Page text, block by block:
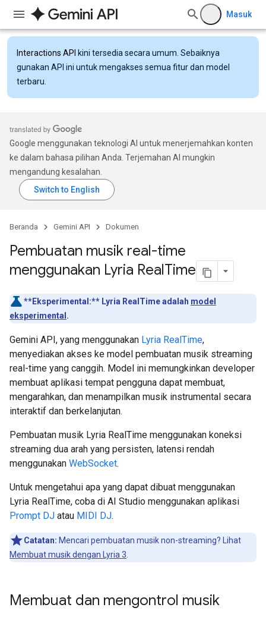
Masuk
Interactions API kini tersedia secara umum. Sebaiknya
gunakan API ini untuk mengakses semua fitur dan model
terbaru.
Google menggunakan teknologi AI untuk menerjemahkan konten
ke dalam bahasa pilihan Anda. Terjemahan AI mungkin
mengandung kesalahan.
Beranda Gemini API Dokumen
Pembuatan musik real-time
menggunakan Lyria RealTime
**Eksperimental:** Lyria RealTime adalah model
eksperimental .
Gemini API, yang menggunakan Lyria RealTime,
menyediakan akses ke model pembuatan musik streaming
real-time yang canggih. Model ini memungkinkan developer
membuat aplikasi tempat pengguna dapat membuat,
mengarahkan, dan menampilkan musik instrumental secara
interaktif dan berkelanjutan.
Pembuatan musik Lyria RealTime menggunakan koneksi
streaming dua arah yang persisten, latensi rendah
menggunakan WebSocket.
Untuk mengetahui apa yang dapat dibuat menggunakan
Lyria RealTime, coba di AI Studio menggunakan aplikasi
Prompt DJ atau MIDI DJ.
Catatan: Mencari pembuatan musik non-streaming? Lihat
Membuat musik dengan Lyria 3
Membuat dan mengontrol musik